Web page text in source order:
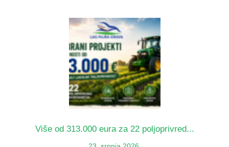
Više od 313.000 eura za 22 poljoprivred...